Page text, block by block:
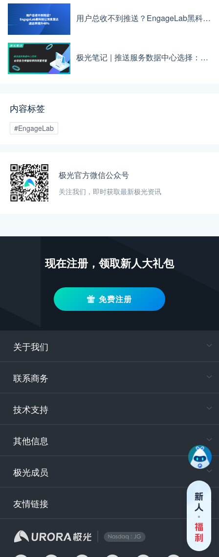
用户总收不到推送？EngageLab黑科技让消息直达，送达率提升40%
极光笔记 | 推送服务数据中心选择：合规性与传输效率的双重考量
内容标签
#EngageLab
极光官方微信公众号
关注我们，即时获取最新极光资讯
现在注册，领取新人大礼包
免费注册
关于我们
联系商务
技术支持
其他信息
极光成员
友情链接
电
400-
技
安
企